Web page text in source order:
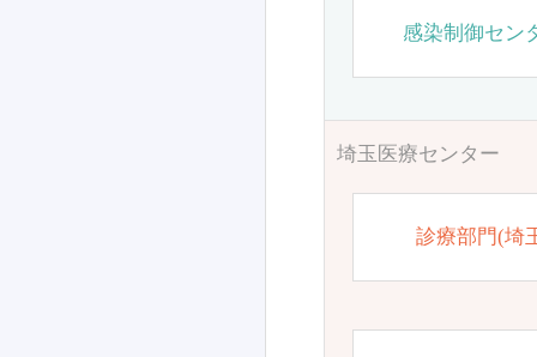
感染制御セン
埼玉医療センター
診療部門(埼